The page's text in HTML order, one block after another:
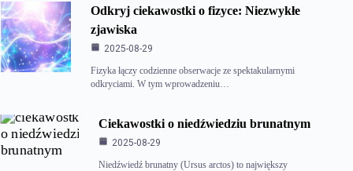
Odkryj ciekawostki o fizyce: Niezwykłe
zjawiska
2025-08-29
Fizyka łączy codzienne obserwacje ze spektakularnymi
odkryciami. W tym wprowadzeniu…
Ciekawostki o niedźwiedziu brunatnym
2025-08-29
Niedźwiedź brunatny (Ursus arctos) to największy